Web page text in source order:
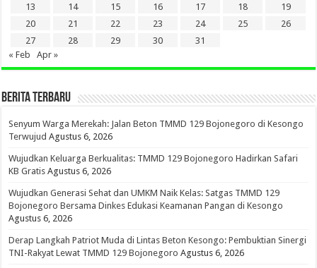
13
14 15 16 17 18
19
20
21 22 23 24 25
26
27
28 29 30
31
« Feb
Apr »
BERITA TERBARU
Senyum Warga Merekah: Jalan Beton TMMD 129 Bojonegoro di Kesongo
Terwujud Agustus 6, 2026
Wujudkan Keluarga Berkualitas: TMMD 129 Bojonegoro Hadirkan Safari
KB Gratis Agustus 6, 2026
Wujudkan Generasi Sehat dan UMKM Naik Kelas: Satgas TMMD 129
Bojonegoro Bersama Dinkes Edukasi Keamanan Pangan di Kesongo
Agustus 6, 2026
Derap Langkah Patriot Muda di Lintas Beton Kesongo: Pembuktian Sinergi
TNI-Rakyat Lewat TMMD 129 Bojonegoro Agustus 6, 2026